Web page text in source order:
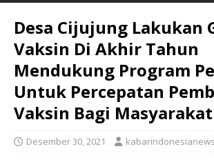
Desa Cijujung Lakukan
Vaksin Di Akhir Tahun
Mendukung Program
Untuk Percepatan
Vaksin Bagi Masyarakat
Desember 30, 2021 kabarindonesianews